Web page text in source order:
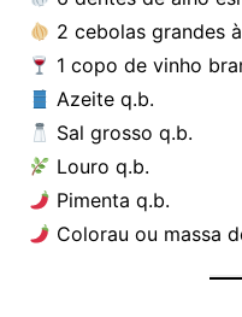
2 cebolas grandes
1 copo de vinho
Azeite q.b.
Sal grosso q.b.
Louro q.b.
Pimenta q.b.
Colorau ou massa